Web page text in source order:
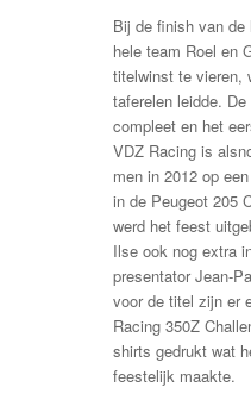
Bij de finish van
hele team Roel en
titelwinst te vieren,
taferelen leidde.
compleet en het
VDZ Racing is
men in 2012 op
in de Peugeot 205
werd het feest
Ilse ook nog extra
presentator Jean-
voor de titel zijn er
Racing 350Z
shirts gedrukt wat
feestelijk maakte.